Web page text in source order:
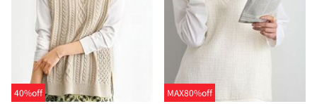
40%off
MAX80%off